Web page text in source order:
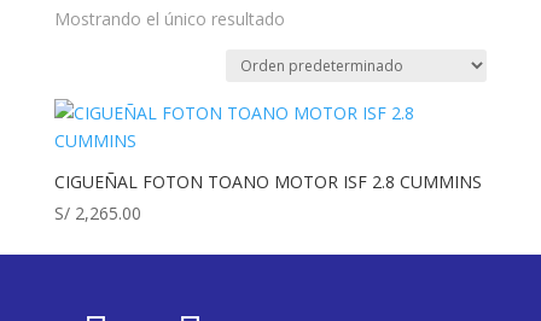
Mostrando el único resultado
CIGUEÑAL FOTON TOANO MOTOR ISF 2.8 CUMMINS
S/2,265.00